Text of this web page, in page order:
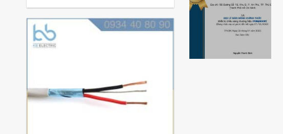
KBElectric là
đại lý bán hàng
chính thức của
đèn Paragon
Chứng nhận đại
lý cáp điện Việt
Chứng nhận đại
lý chính hãng
Kingled của